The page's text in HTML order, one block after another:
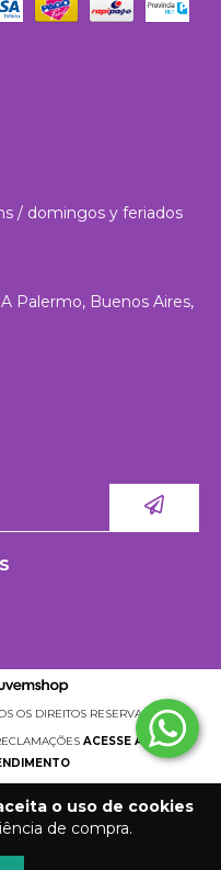
o uso de cookies
de compra.
/ domingos y feriados
Palermo, Buenos Aires,
OS DIREITOS RESERVADOS.
ACESSE AQUI.